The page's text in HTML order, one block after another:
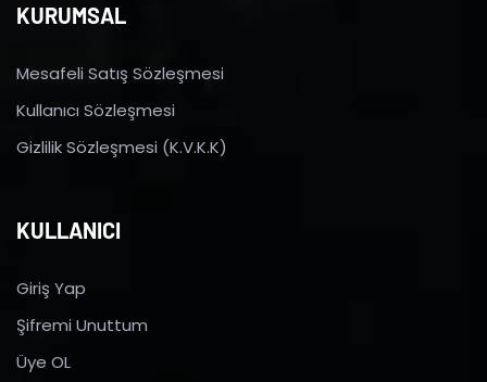
KURUMSAL
Mesafeli Satış Sözleşmesi
Kullanıcı Sözleşmesi
Gizlilik Sözleşmesi (K.V.K.K)
KULLANICI
Giriş Yap
Şifremi Unuttum
Üye OL